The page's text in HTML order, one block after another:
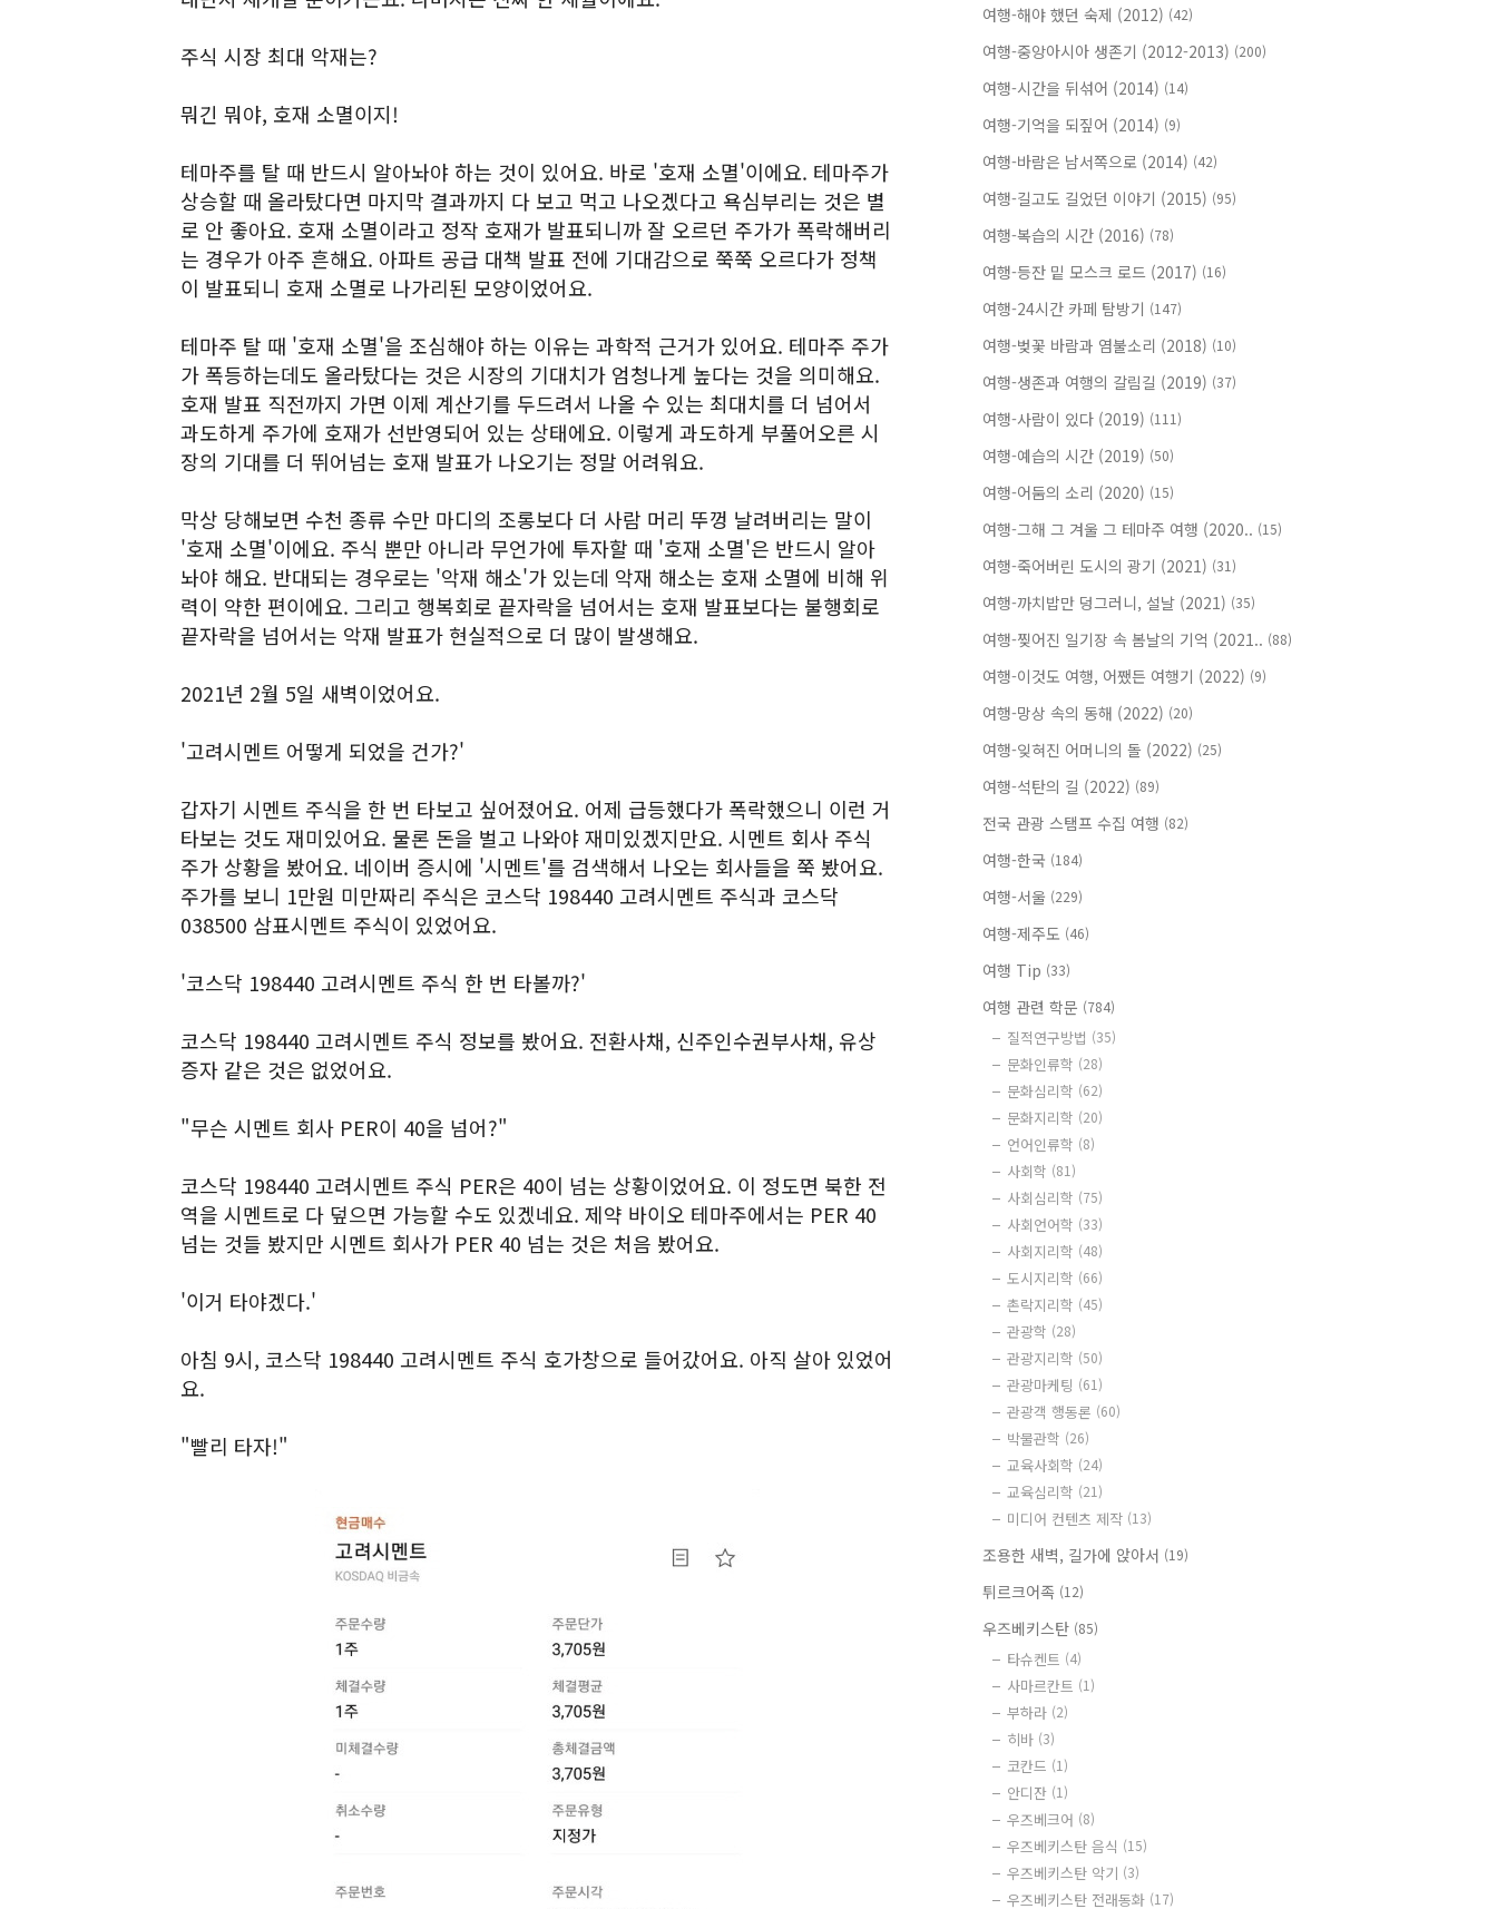
주식 시장 최대 악재는?
뭐긴 뭐야, 호재 소멸이지!
테마주를 탈 때 반드시 알아놔야 하는 것이 있어요. 바로 '호재 소멸'이에요. 테마주가
상승할 때 올라탔다면 마지막 결과까지 다 보고 먹고 나오겠다고 욕심부리는 것은 별
로 안 좋아요. 호재 소멸이라고 정작 호재가 발표되니까 잘 오르던 주가가 폭락해버리
는 경우가 아주 흔해요. 아파트 공급 대책 발표 전에 기대감으로 쭉쭉 오르다가 정책
이 발표되니 호재 소멸로 나가리된 모양이었어요.
테마주 탈 때 '호재 소멸'을 조심해야 하는 이유는 과학적 근거가 있어요. 테마주 주가
가 폭등하는데도 올라탔다는 것은 시장의 기대치가 엄청나게 높다는 것을 의미해요.
호재 발표 직전까지 가면 이제 계산기를 두드려서 나올 수 있는 최대치를 더 넘어서
과도하게 주가에 호재가 선반영되어 있는 상태에요. 이렇게 과도하게 부풀어오른 시
장의 기대를 더 뛰어넘는 호재 발표가 나오기는 정말 어려워요.
막상 당해보면 수천 종류 수만 마디의 조롱보다 더 사람 머리 뚜껑 날려버리는 말이
'호재 소멸'이에요. 주식 뿐만 아니라 무언가에 투자할 때 '호재 소멸'은 반드시 알아
놔야 해요. 반대되는 경우로는 '악재 해소'가 있는데 악재 해소는 호재 소멸에 비해 위
력이 약한 편이에요. 그리고 행복회로 끝자락을 넘어서는 호재 발표보다는 불행회로
끝자락을 넘어서는 악재 발표가 현실적으로 더 많이 발생해요.
2021년 2월 5일 새벽이었어요.
'고려시멘트 어떻게 되었을 건가?'
갑자기 시멘트 주식을 한 번 타보고 싶어졌어요. 어제 급등했다가 폭락했으니 이런 거
타보는 것도 재미있어요. 물론 돈을 벌고 나와야 재미있겠지만요. 시멘트 회사 주식
주가 상황을 봤어요. 네이버 증시에 '시멘트'를 검색해서 나오는 회사들을 쭉 봤어요.
주가를 보니 1만원 미만짜리 주식은 코스닥 198440 고려시멘트 주식과 코스닥
038500 삼표시멘트 주식이 있었어요.
'코스닥 198440 고려시멘트 주식 한 번 타볼까?'
코스닥 198440 고려시멘트 주식 정보를 봤어요. 전환사채, 신주인수권부사채, 유상
증자 같은 것은 없었어요.
"무슨 시멘트 회사 PER이 40을 넘어?"
코스닥 198440 고려시멘트 주식 PER은 40이 넘는 상황이었어요. 이 정도면 북한 전
역을 시멘트로 다 덮으면 가능할 수도 있겠네요. 제약 바이오 테마주에서는 PER 40
넘는 것들 봤지만 시멘트 회사가 PER 40 넘는 것은 처음 봤어요.
'이거 타야겠다.'
아침 9시, 코스닥 198440 고려시멘트 주식 호가창으로 들어갔어요. 아직 살아 있었어
요.
"빨리 타자!"
여행-해야 했던 숙제 (2012) (42)
여행-중앙아시아 생존기 (2012-2013) (200)
여행-시간을 뒤섞어 (2014) (14)
여행-기억을 되짚어 (2014) (9)
여행-바람은 남서쪽으로 (2014) (42)
여행-길고도 길었던 이야기 (2015) (95)
여행-복습의 시간 (2016) (78)
여행-등잔 밑 모스크 로드 (2017) (16)
여행-24시간 카페 탐방기 (147)
여행-벚꽃 바람과 염불소리 (2018) (10)
여행-생존과 여행의 갈림길 (2019) (37)
여행-사람이 있다 (2019) (111)
여행-예습의 시간 (2019) (50)
여행-어둠의 소리 (2020) (15)
여행-그해 그 겨울 그 테마주 여행 (2020.. (15)
여행-죽어버린 도시의 광기 (2021) (31)
여행-까치밥만 덩그러니, 설날 (2021) (35)
여행-찢어진 일기장 속 봄날의 기억 (2021.. (88)
여행-이것도 여행, 어쨌든 여행기 (2022) (9)
여행-망상 속의 동해 (2022) (20)
여행-잊혀진 어머니의 돌 (2022) (25)
여행-석탄의 길 (2022) (89)
전국 관광 스탬프 수집 여행 (82)
여행-한국 (184)
여행-서울 (229)
여행-제주도 (46)
여행 Tip (33)
여행 관련 학문 (784)
질적연구방법 (35)
문화인류학 (28)
문화심리학 (62)
문화지리학 (20)
언어인류학 (8)
사회학 (81)
사회심리학 (75)
사회언어학 (33)
사회지리학 (48)
도시지리학 (66)
촌락지리학 (45)
관광학 (28)
관광지리학 (50)
관광마케팅 (61)
관광객 행동론 (60)
박물관학 (26)
교육사회학 (24)
교육심리학 (21)
미디어 컨텐츠 제작 (13)
조용한 새벽, 길가에 앉아서 (19)
튀르크어족 (12)
우즈베키스탄 (85)
타슈켄트 (4)
사마르칸트 (1)
부하라 (2)
히바 (3)
코칸드 (1)
안디잔 (1)
우즈베크어 (8)
우즈베키스탄 음식 (15)
우즈베키스탄 악기 (3)
우즈베키스탄 전래동화 (17)